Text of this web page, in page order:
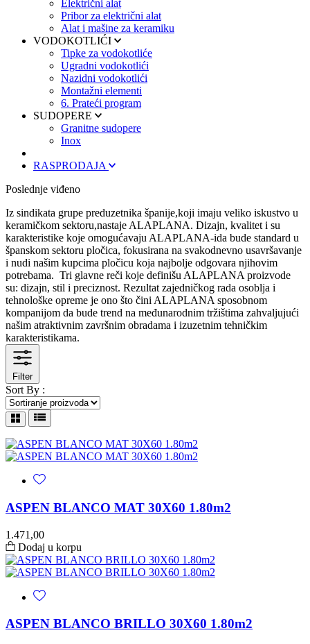
Električni alat
Pribor za električni alat
Alat i mašine za keramiku
VODOKOTLIĆI
Tipke za vodokotliće
Ugradni vodokotlići
Nazidni vodokotlići
Montažni elementi
6. Prateći program
SUDOPERE
Granitne sudopere
Inox
RASPRODAJA
Poslednje viđeno
Iz sindikata grupe preduzetnika španije,koji imaju veliko iskustvo u
keramičkom sektoru,nastaje ALAPLANA. Dizajn, kvalitet i su
karakteristike koje omogućavaju ALAPLANA-ida bude standard u
španskom sektoru pločica, fokusirana na svakodnevno usavršavanje
i nudi našim kupcima pločicu koja najbolje odgovara njihovim
potrebama. Tri glavne reči koje definišu ALAPLANA proizvode
su: dizajn, stil i preciznost. Rezultat zajedničkog rada osoblja i
tehnološke opreme je ono što čini ALAPLANA sposobnom
kompanijom da bude trend na međunarodnim tržištima zahvaljujući
našim atraktivnim završnim obradama i izuzetnim tehničkim
karakteristikama.
Filter
Sort By :
ASPEN BLANCO MAT 30X60 1.80m2
1.471,00
Dodaj u korpu
ASPEN BLANCO BRILLO 30X60 1.80m2